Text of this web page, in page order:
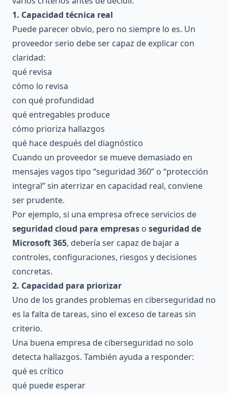
1. Capacidad técnica real
Puede parecer obvio, pero no siempre lo es. Un
proveedor serio debe ser capaz de explicar con
claridad:
qué revisa
cómo lo revisa
con qué profundidad
qué entregables produce
cómo prioriza hallazgos
qué hace después del diagnóstico
Cuando un proveedor se mueve demasiado en
mensajes vagos tipo “seguridad 360” o “protección
integral” sin aterrizar en capacidad real, conviene
ser prudente.
Por ejemplo, si una empresa ofrece servicios de
seguridad cloud para empresas o seguridad de
Microsoft 365, debería ser capaz de bajar a
controles, configuraciones, riesgos y decisiones
concretas.
2. Capacidad para priorizar
Uno de los grandes problemas en ciberseguridad no
es la falta de tareas, sino el exceso de tareas sin
criterio.
Una buena empresa de ciberseguridad no solo
detecta hallazgos. También ayuda a responder:
qué es crítico
qué puede esperar